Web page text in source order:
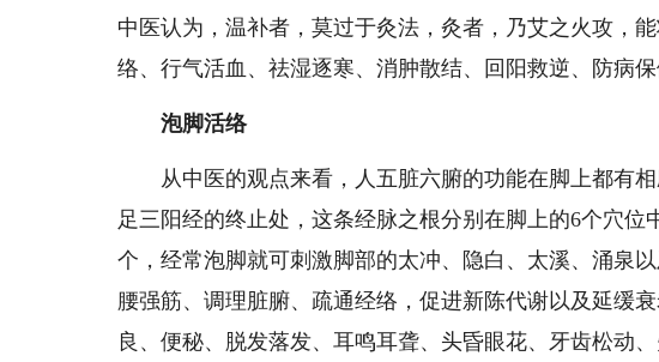
中医认为，温补者，莫过于灸法，灸者，乃艾之火攻，
络、行气活血、祛湿逐寒、消肿散结、回阳救逆、防病保
泡脚活络
从中医的观点来看，人五脏六腑的功能在脚上都有相
足三阳经的终止处，这条经脉之根分别在脚上的6个穴
个，经常泡脚就可刺激脚部的太冲、隐白、太溪、涌泉
腰强筋、调理脏腑、疏通经络，促进新陈代谢以及延缓
良、便秘、脱发落发、耳鸣耳聋、头昏眼花、牙齿松动、